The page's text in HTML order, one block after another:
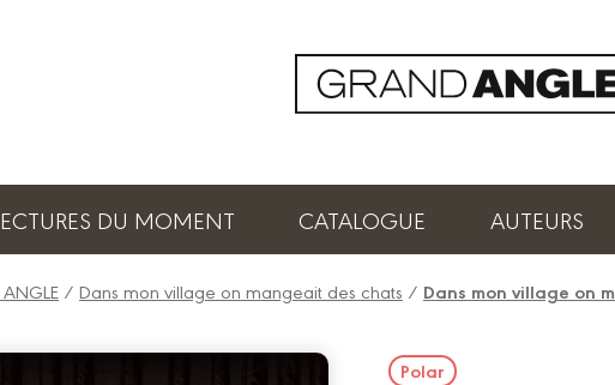
DU MOMENT CATALOGUE AUTEURS
/ Dans mon village on mangeait des chats / Dans mon village on
Polar